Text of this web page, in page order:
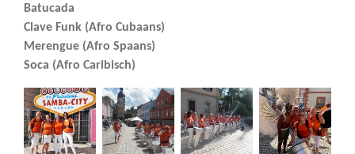
Batucada
Clave Funk (Afro Cubaans)
Merengue (Afro Spaans)
Soca (Afro Caribisch)